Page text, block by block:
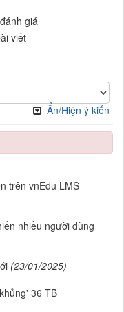
giá
viết
Ẩn/Hiện ý kiến
trên vnEdu LMS
nhiều người dùng
(23/01/2025)
36 TB